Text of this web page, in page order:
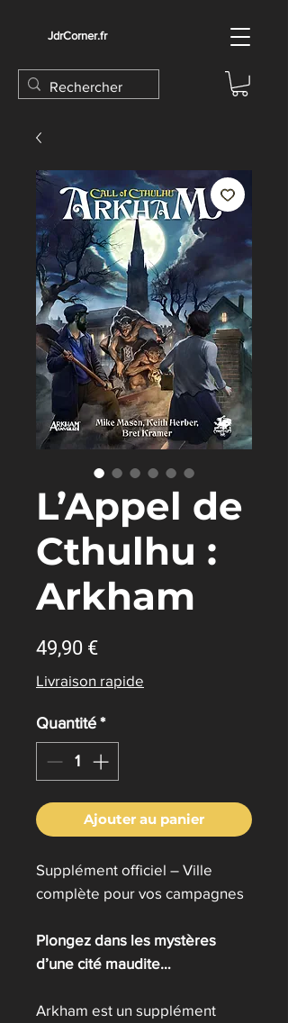
JdrCorner.fr
L’Appel de
Cthulhu :
Arkham
49,90 €Prix
Livraison rapide
Quantité *
Ajouter au panier
Supplément officiel – Ville
complète pour vos campagnes
Plongez dans les mystères
d’une cité maudite…
Arkham est un supplément